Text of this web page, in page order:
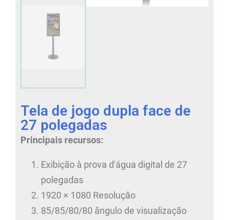
Tela de jogo dupla face de
27 polegadas
Principais recursos:
Exibição à prova d'água digital de 27
polegadas
1920 × 1080 Resolução
85/85/80/80 ângulo de visualização